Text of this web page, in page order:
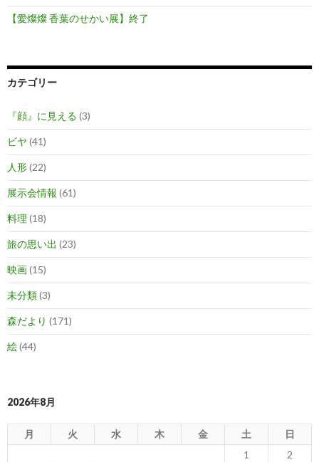
【愛燦燦 香葉のせかい展】終了
カテゴリー
『顔』に見える (3)
ビヤ (41)
人形(22)
展示会情報 (61)
料理 (18)
旅の思い出 (23)
映画(15)
未分類(3)
森だより (171)
絵(44)
2026年8月
月 火 水 木 金 土 日
1
2